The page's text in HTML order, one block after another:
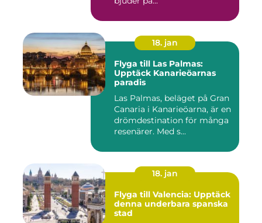
18. jan
Flyga till Las Palmas:
Upptäck Kanarieöarnas
paradis
Las Palmas, beläget på Gran
Canaria i Kanarieöarna, är en
drömdestination för många
resenärer. Med s...
18. jan
Flyga till Valencia: Upptäck
denna underbara spanska
stad